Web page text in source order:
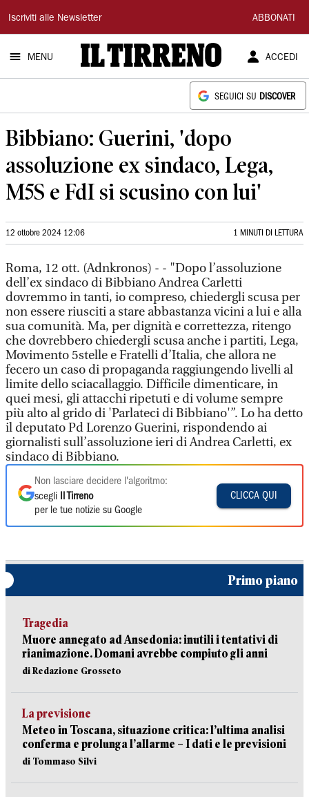
Il
Tirreno
Iscriviti alle Newsletter ABBONATI
MENU ACCEDI
SEGUICI SU DISCOVER
Bibbiano: Guerini, 'dopo
assoluzione ex sindaco, Lega,
M5S e FdI si scusino con lui'
12 ottobre 2024 12:06 1 MINUTI DI LETTURA
Roma, 12 ott. (Adnkronos) - - "Dopo l’assoluzione
dell’ex sindaco di Bibbiano Andrea Carletti
dovremmo in tanti, io compreso, chiedergli scusa per
non essere riusciti a stare abbastanza vicini a lui e alla
sua comunità. Ma, per dignità e correttezza, ritengo
che dovrebbero chiedergli scusa anche i partiti, Lega,
Movimento 5stelle e Fratelli d’Italia, che allora ne
fecero un caso di propaganda raggiungendo livelli al
limite dello sciacallaggio. Difficile dimenticare, in
quei mesi, gli attacchi ripetuti e di volume sempre
più alto al grido di 'Parlateci di Bibbiano'”. Lo ha detto
il deputato Pd Lorenzo Guerini, rispondendo ai
giornalisti sull’assoluzione ieri di Andrea Carletti, ex
sindaco di Bibbiano.
Non lasciare decidere l'algoritmo:
scegli
Il Tirreno
per le tue notizie su Google
CLICCA QUI
Primo piano
Tragedia
Muore annegato ad Ansedonia: inutili i tentativi di
rianimazione. Domani avrebbe compiuto gli anni
di Redazione Grosseto
La previsione
Meteo in Toscana, situazione critica: l’ultima analisi
conferma e prolunga l’allarme – I dati e le previsioni
di Tommaso Silvi